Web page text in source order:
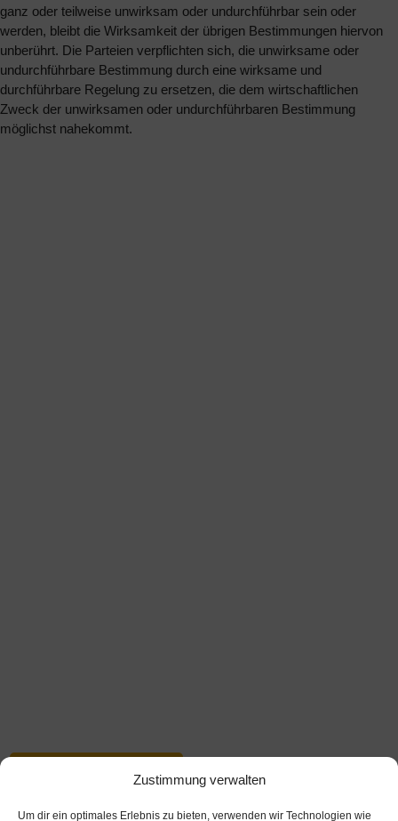
Zustimmung verwalten
Um dir ein optimales Erlebnis zu bieten, verwenden wir Technologien wie
ganz oder teilweise unwirksam oder undurchführbar sein oder
werden, bleibt die Wirksamkeit der übrigen Bestimmungen hiervon
unberührt. Die Parteien verpflichten sich, die unwirksame oder
undurchführbare Bestimmung durch eine wirksame und
durchführbare Regelung zu ersetzen, die dem wirtschaftlichen
Zweck der unwirksamen oder undurchführbaren Bestimmung
möglichst nahekommt.
JETZT BEWERBEN!